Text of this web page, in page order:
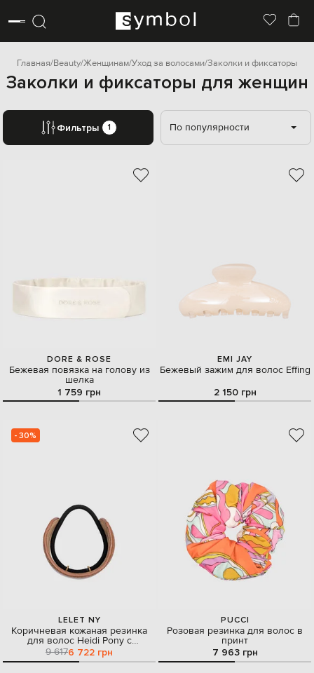
Главная Beauty Женщинам Уход за волосами Заколки и фиксаторы
Заколки и фиксаторы для женщин
Фильтры 1 По популярности
DORE & ROSE
Бежевая повязка на голову из
шелка
1 759 грн
EMI JAY
Бежевый зажим для волос Effing
2 150 грн
- 30%
LELET NY
Коричневая кожаная резинка
для волос Heidi Pony с
тиснением логотипа
9 6176 722 грн
PUCCI
Розовая резинка для волос в
принт
7 963 грн